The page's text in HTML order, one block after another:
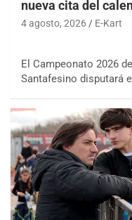
nueva cita del
4 agosto, 2026 E-Kart
El Campeonato 2026
Santafesino disputará